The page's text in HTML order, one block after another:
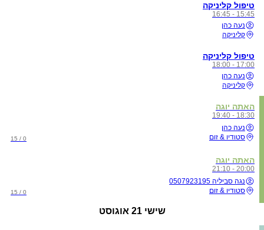
טיפול קליניקה
15:45 - 16:45
נעה כהן
קליניקה
טיפול קליניקה
17:00 - 18:00
נעה כהן
קליניקה
האתה יוגה
18:30 - 19:40
נעה כהן
סטודיו & זום
0 / 15
האתה יוגה
20:00 - 21:10
נגה סביליה 0507923195
סטודיו & זום
0 / 15
שישי 21 אוגוסט